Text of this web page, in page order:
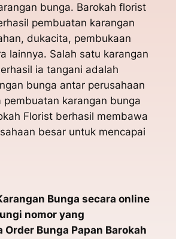
bunga. Barokah florist
pembuatan karangan
dukacita, pembukaan
lainnya. Salah satu karangan
ia tangani adalah
bunga antar perusahaan
pembuatan karangan bunga
Florist berhasil membawa
besar untuk mencapai
Bunga secara online
nomor yang
Order Bunga Papan Barokah